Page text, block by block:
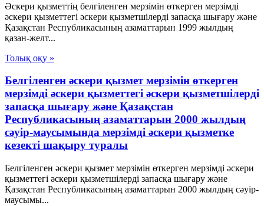
Әскери қызметтің белгіленген мерзімін өткерген мерзімді
әскери қызметтегі әскери қызметшілерді запасқа шығару және
Қазақстан Республикасының азаматтарын 1999 жылдың
қазан-желт...
Толық оқу »
Белгіленген әскери қызмет мерзімін өткерген
мерзімді әскери қызметтегі әскери қызметшілерді
запасқа шығару және Қазақстан
Республикасының азаматтарын 2000 жылдың
сәуір-маусымында мерзімді әскери қызметке
кезекті шақыру туралы
Белгіленген әскери қызмет мерзімін өткерген мерзімді әскери
қызметтегі әскери қызметшілерді запасқа шығару және
Қазақстан Республикасының азаматтарын 2000 жылдың сәуір-
маусымы...